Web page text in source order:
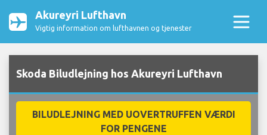
Akureyri Lufthavn
Vigtig information om lufthavnen og tjenester
Skoda Biludlejning hos Akureyri Lufthavn
BILUDLEJNING MED UOVERTRUFFEN VÆRDI
FOR PENGENE